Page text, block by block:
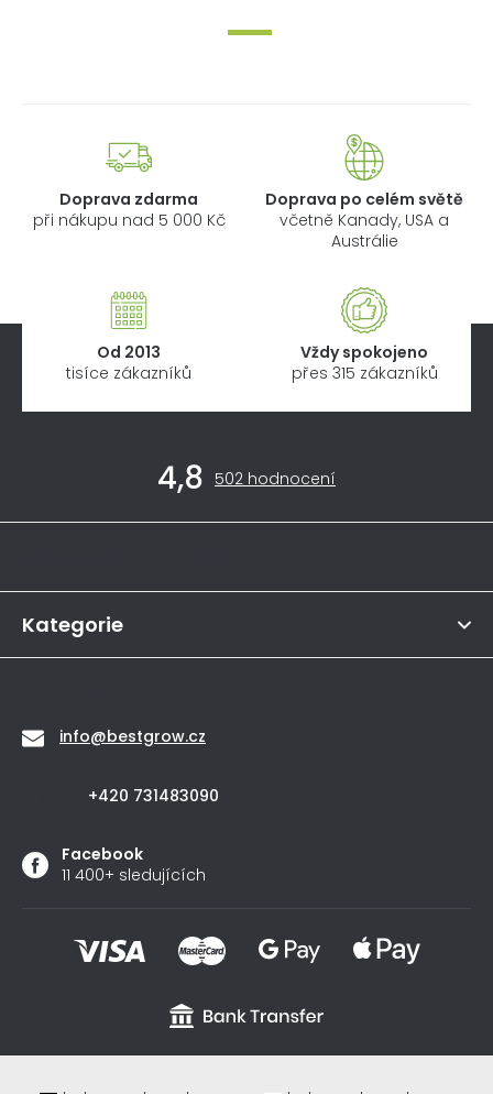
Doprava zdarma
při nákupu nad 5 000 Kč
Doprava po celém světě
včetně Kanady, USA a
Austrálie
Od 2013
tisíce zákazníků
Vždy spokojeno
přes 315 zákazníků
í
4,8
Průměrné
obchodu
502 hodnocení
Kategorie
info@bestgrow.cz
+420 731483090
Facebook
11 400+ sledujících